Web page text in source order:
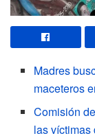
Madres
maceteros
Comisión
las víctimas